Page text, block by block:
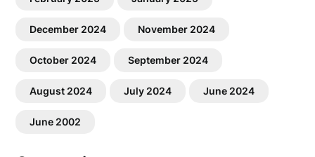
December 2024 November 2024
October 2024 September 2024
August 2024 July 2024 June 2024
June 2002